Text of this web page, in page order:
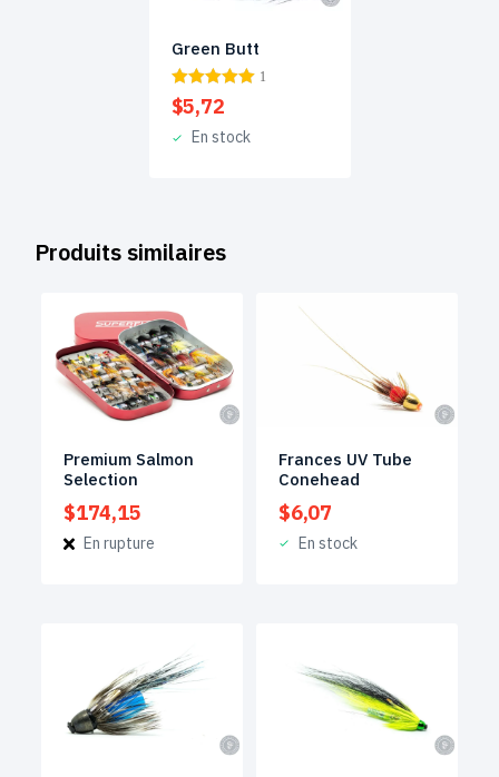
Green Butt
1
$5,72
En stock
Produits similaires
Premium Salmon
Selection
$174,15
En rupture
Frances UV Tube
Conehead
$6,07
En stock